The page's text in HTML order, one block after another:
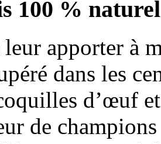
100 % naturel
apporter à
dans les
d’œuf
de